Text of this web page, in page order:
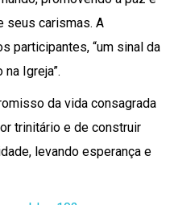
seus carismas. A
participantes, “um sinal da
Igreja”.
da vida consagrada
trinitário e de construir
levando esperança e